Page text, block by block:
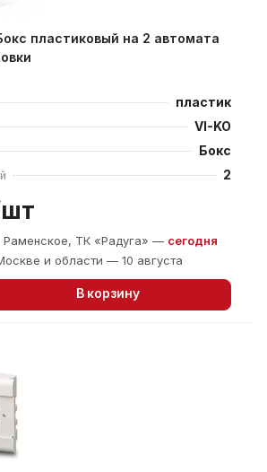
пластиковый на 2 автомата
пластик
VI-KO
Бокс
2
шт
Раменское, ТК «Радуга» — сегодня
и области — 10 августа
В корзину